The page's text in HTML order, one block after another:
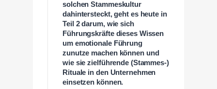
solchen Stammeskultur
dahintersteckt, geht es heute in
Teil 2 darum, wie sich
Führungskräfte dieses Wissen
um emotionale Führung
zunutze machen können und
wie sie zielführende (Stammes-)
Rituale in den Unternehmen
einsetzen können.